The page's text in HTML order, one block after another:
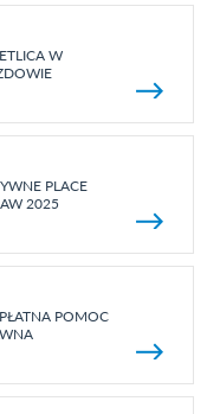
W
PLACE
2025
POMOC